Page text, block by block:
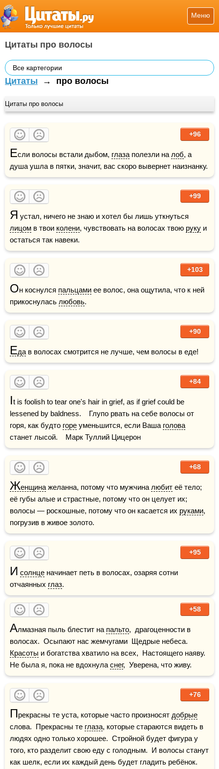
Меню
Цитаты про волосы
Все картегории
Цитаты → про волосы
Цитаты про волосы
+96
Если волосы встали дыбом, глаза полезли на лоб, а
душа ушла в пятки, значит, вас скоро вывернет наизнанку.
+99
Я
лицом в твои колени, чувствовать на волосах твою руку и
остаться так навеки.
+103
Он коснулся пальцами ее волос, она ощутила, что к ней
прикоснулась любовь.
+90
Еда в волосах смотрится не лучше, чем волосы в еде!
+84
It is foolish to tear one's hair in grief, as if grief could be
lessened by baldness.    Глупо рвать на себе волосы от
горя, как будто горе уменьшится, если Ваша голова
станет лысой.    Марк Туллий Цицерон
+68
Женщина желанна, потому что мужчина любит её тело;
её губы алые и страстные, потому что он целует их;
волосы — роскошные, потому что он касается их руками,
погрузив в живое золото.
+95
И солнце начинает петь в волосах, озаряя сотни
отчаянных глаз.
+58
Алмазная пыль блестит на пальто,  драгоценности в
Красоты и богатства хватило на всех,  Настоящего наяву.
Не была я, пока не вдохнула снег,  Уверена, что живу.
+76
Прекрасны те уста, которые часто произносят добрые
слова.  Прекрасны те глаза, которые стараются видеть в
людях одно только хорошее.  Стройной будет фигура у
того, кто разделит свою еду с голодным.  И волосы станут
как шелк, если их каждый день будет гладить ребёнок.